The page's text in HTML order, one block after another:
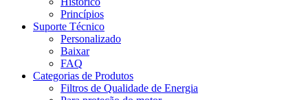
Princípios
Suporte Técnico
Personalizado
Baixar
FAQ
Categorias de Produtos
Filtros de Qualidade de Energia